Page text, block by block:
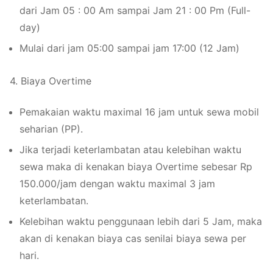
dari Jam 05 : 00 Am sampai Jam 21 : 00 Pm (Full-
day)
Mulai dari jam 05:00 sampai jam 17:00 (12 Jam)
4. Biaya Overtime
Pemakaian waktu maximal 16 jam untuk sewa mobil
seharian (PP).
Jika terjadi keterlambatan atau kelebihan waktu
sewa maka di kenakan biaya Overtime sebesar Rp
150.000/jam dengan waktu maximal 3 jam
keterlambatan.
Kelebihan waktu penggunaan lebih dari 5 Jam, maka
akan di kenakan biaya cas senilai biaya sewa per
hari.